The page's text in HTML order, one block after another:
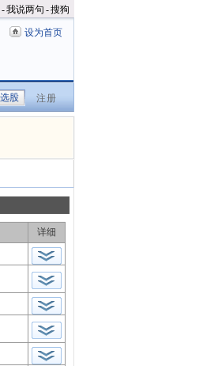
-我说两句 -搜狗
设为首页
注册
详细